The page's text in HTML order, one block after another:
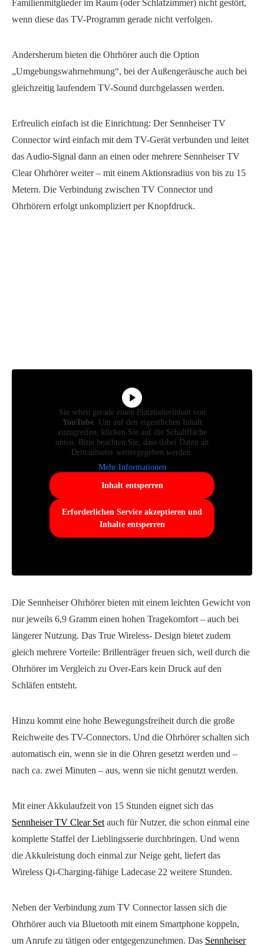
Familienmitglieder im Raum (oder Schlafzimmer) nicht gestört,
wenn diese das TV-Programm gerade nicht verfolgen.
Andersherum bieten die Ohrhörer auch die Option
„Umgebungswahrnehmung“, bei der Außengeräusche auch bei
gleichzeitig laufendem TV-Sound durchgelassen werden.
Erfreulich einfach ist die Einrichtung: Der Sennheiser TV
Connector wird einfach mit dem TV-Gerät verbunden und leitet
das Audio-Signal dann an einen oder mehrere Sennheiser TV
Clear Ohrhörer weiter – mit einem Aktionsradius von bis zu 15
Metern. Die Verbindung zwischen TV Connector und
Ohrhörern erfolgt unkompliziert per Knopfdruck.
Sie sehen gerade einen Platzhalterinhalt von
YouTube. Um auf den eigentlichen Inhalt
zuzugreifen, klicken Sie auf die Schaltfläche
unten. Bitte beachten Sie, dass dabei Daten an
Drittanbieter weitergegeben werden.
Mehr Informationen
Inhalt entsperren
Erforderlichen Service akzeptieren und
Inhalte entsperren
Die Sennheiser Ohrhörer bieten mit einem leichten Gewicht von
nur jeweils 6,9 Gramm einen hohen Tragekomfort – auch bei
längerer Nutzung. Das True Wireless- Design bietet zudem
gleich mehrere Vorteile: Brillenträger freuen sich, weil durch die
Ohrhörer im Vergleich zu Over-Ears kein Druck auf den
Schläfen entsteht.
Hinzu kommt eine hohe Bewegungsfreiheit durch die große
Reichweite des TV-Connectors. Und die Ohrhörer schalten sich
automatisch ein, wenn sie in die Ohren gesetzt werden und –
nach ca. zwei Minuten – aus, wenn sie nicht genutzt werden.
Mit einer Akkulaufzeit von 15 Stunden eignet sich das
Sennheiser TV Clear Set auch für Nutzer, die schon einmal eine
komplette Staffel der Lieblingsserie durchbringen. Und wenn
die Akkuleistung doch einmal zur Neige geht, liefert das
Wireless Qi-Charging-fähige Ladecase 22 weitere Stunden.
Neben der Verbindung zum TV Connector lassen sich die
Ohrhörer auch via Bluetooth mit einem Smartphone koppeln,
um Anrufe zu tätigen oder entgegenzunehmen. Das Sennheiser